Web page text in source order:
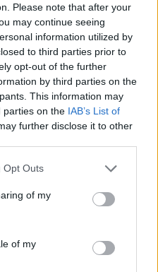
Please note that after your
may continue seeing
information utilized by
to third parties prior to
opt-out of the further
by third parties on the
This information may
parties on the IAB’s List of
further disclose it to other
uses one or more Google
behaviour. You may click to
and its third-party tags to
purposes in below Google
Opt Outs
of my
of my
τις σπουδές τους. Η
να διαχειριστεί τον
τις κολλητές της.